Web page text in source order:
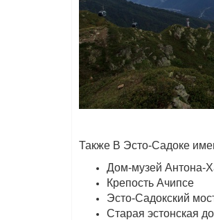
Также В Эсто-Садоке
Дом-музей Антона-
Крепость Ачипсе
Эсто-Садокский
Старая эстонская